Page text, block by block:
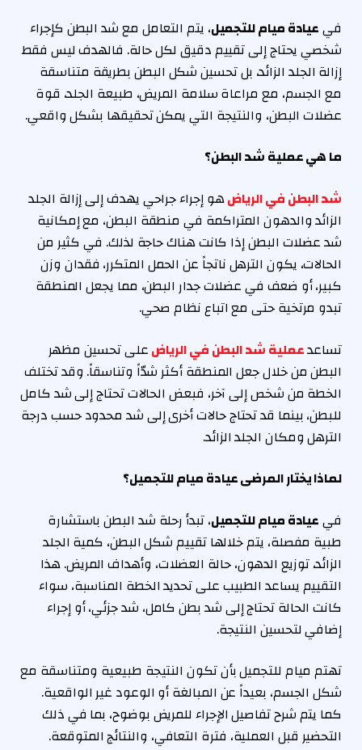
فيعيادة ميام للتجميل، يتم التعامل مع شد البطن كإجراء
شخصي يحتاج إلى تقييم دقيق لكل حالة. فالهدف ليس فقط
إزالة الجلد الزائد، بل تحسين شكل البطن بطريقة متناسقة
مع الجسم، مع مراعاة سلامة المريض، طبيعة الجلد، قوة
عضلات البطن، والنتيجة التي يمكن تحقيقها بشكل واقعي.
ما هي عملية شد البطن؟
شد البطن في الرياضهو إجراء جراحي يهدف إلى إزالة الجلد
الزائد والدهون المتراكمة في منطقة البطن، مع إمكانية
شد عضلات البطن إذا كانت هناك حاجة لذلك. في كثير من
الحالات، يكون الترهل ناتجاً عن الحمل المتكرر، فقدان وزن
كبير، أو ضعف في عضلات جدار البطن، مما يجعل المنطقة
تبدو مرتخية حتى مع اتباع نظام صحي.
تساعدعملية شد البطن في الرياضعلى تحسين مظهر
البطن من خلال جعل المنطقة أكثر شدّاً وتناسقاً. وقد تختلف
الخطة من شخص إلى آخر، فبعض الحالات تحتاج إلى شد كامل
للبطن، بينما قد تحتاج حالات أخرى إلى شد محدود حسب درجة
الترهل ومكان الجلد الزائد.
لماذا يختار المرضى عيادة ميام للتجميل؟
فيعيادة ميام للتجميل، تبدأ رحلة شد البطن باستشارة
طبية مفصلة، يتم خلالها تقييم شكل البطن، كمية الجلد
الزائد، توزيع الدهون، حالة العضلات، وأهداف المريض. هذا
التقييم يساعد الطبيب على تحديد الخطة المناسبة، سواء
كانت الحالة تحتاج إلى شد بطن كامل، شد جزئي، أو إجراء
إضافي لتحسين النتيجة.
تهتم ميام للتجميل بأن تكون النتيجة طبيعية ومتناسقة مع
شكل الجسم، بعيداً عن المبالغة أو الوعود غير الواقعية.
كما يتم شرح تفاصيل الإجراء للمريض بوضوح، بما في ذلك
التحضير قبل العملية، فترة التعافي، والنتائج المتوقعة.